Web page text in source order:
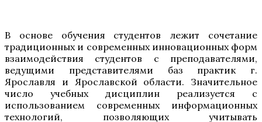
В основе обучения студентов лежит сочетание
традиционных и современных инновационных форм
взаимодействия студентов с преподавателями,
ведущими представителями баз практик г.
Ярославля и Ярославской области. Значительное
число учебных дисциплин реализуется с
использованием современных информационных
технологий, позволяющих учитывать